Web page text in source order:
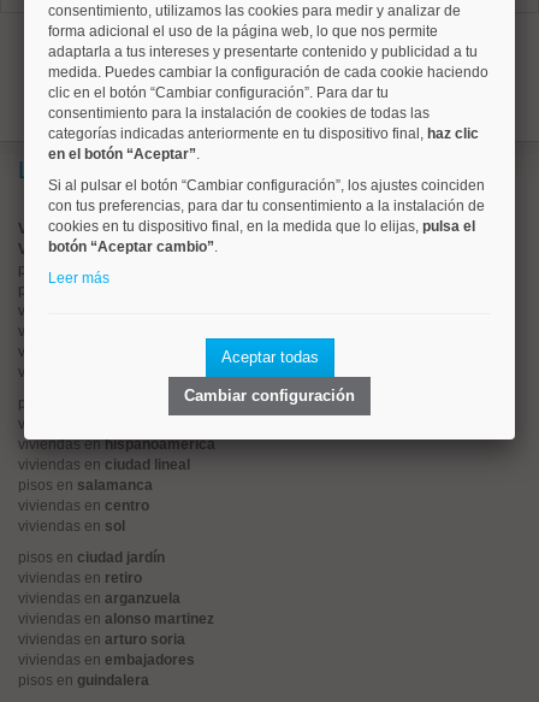
1
Lo más buscado
Valorar vivienda online
Vender piso
pisos en
chamberí
pisos en
viviendas en
viviendas en
viviendas en
viviendas en
pisos en
viviendas en
viviendas enhispanoamerica
viviendas en ciudad lineal
pisos en salamanca
viviendas en centro
viviendas en sol
pisos en ciudad jardín
viviendas en retiro
viviendas en arganzuela
viviendas en alonso martinez
viviendas en arturo soria
viviendas en embajadores
pisos en guindalera
consentimiento, utilizamos las cookies para medir y analizar de
forma adicional el uso de la página web, lo que nos permite
adaptarla a tus intereses y presentarte contenido y publicidad a tu
medida. Puedes cambiar la configuración de cada cookie haciendo
clic en el botón “Cambiar configuración”. Para dar tu
consentimiento para la instalación de cookies de todas las
categorías indicadas anteriormente en tu dispositivo final, haz clic
en el botón “Aceptar”.
Si al pulsar el botón “Cambiar configuración”, los ajustes coinciden
con tus preferencias, para dar tu consentimiento a la instalación de
cookies en tu dispositivo final, en la medida que lo elijas, pulsa el
botón “Aceptar cambio”.
Leer más
Aceptar todas
Cambiar configuración